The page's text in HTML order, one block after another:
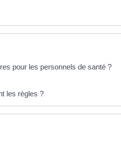
pour les personnels de santé ?
les règles ?